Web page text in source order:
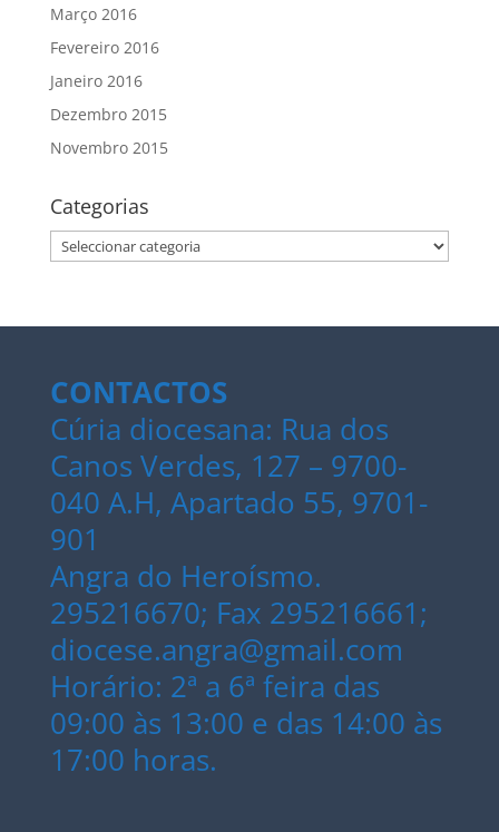
Março 2016
Fevereiro 2016
Janeiro 2016
Dezembro 2015
Novembro 2015
Categorias
Categorias
CONTACTOS
Cúria diocesana: Rua dos
Canos Verdes, 127 – 9700-
040 A.H, Apartado 55, 9701-
901
Angra do Heroísmo.
295216670; Fax 295216661;
diocese.angra@gmail.com
Horário: 2ª a 6ª feira das
09:00 às 13:00 e das 14:00 às
17:00 horas.